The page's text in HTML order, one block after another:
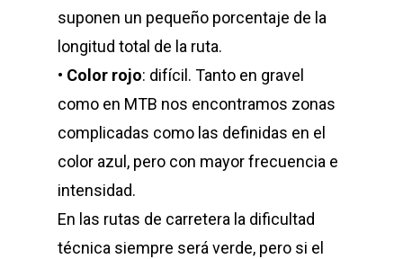
suponen un pequeño porcentaje de la
longitud total de la ruta.
• Color rojo: difícil. Tanto en gravel
como en MTB nos encontramos zonas
complicadas como las definidas en el
color azul, pero con mayor frecuencia e
intensidad.
En las rutas de carretera la dificultad
técnica siempre será verde, pero si el